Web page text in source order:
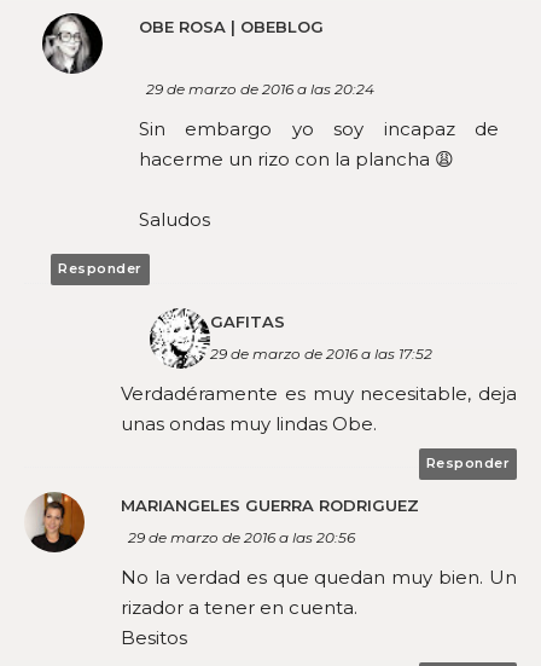
OBE ROSA | OBEBLOG
29 de marzo de 2016 a las 20:24
Sin embargo yo soy incapaz de
hacerme un rizo con la plancha 😩
Saludos
Responder
GAFITAS
29 de marzo de 2016 a las 17:52
Verdadéramente es muy necesitable, deja
unas ondas muy lindas Obe.
Responder
MARIANGELES GUERRA RODRIGUEZ
29 de marzo de 2016 a las 20:56
No la verdad es que quedan muy bien. Un
rizador a tener en cuenta.
Besitos